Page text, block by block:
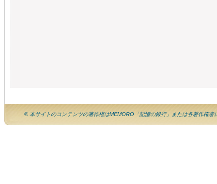
© 本サイトのコンテンツの著作権はMEMORO「記憶の銀行」または各著作権者